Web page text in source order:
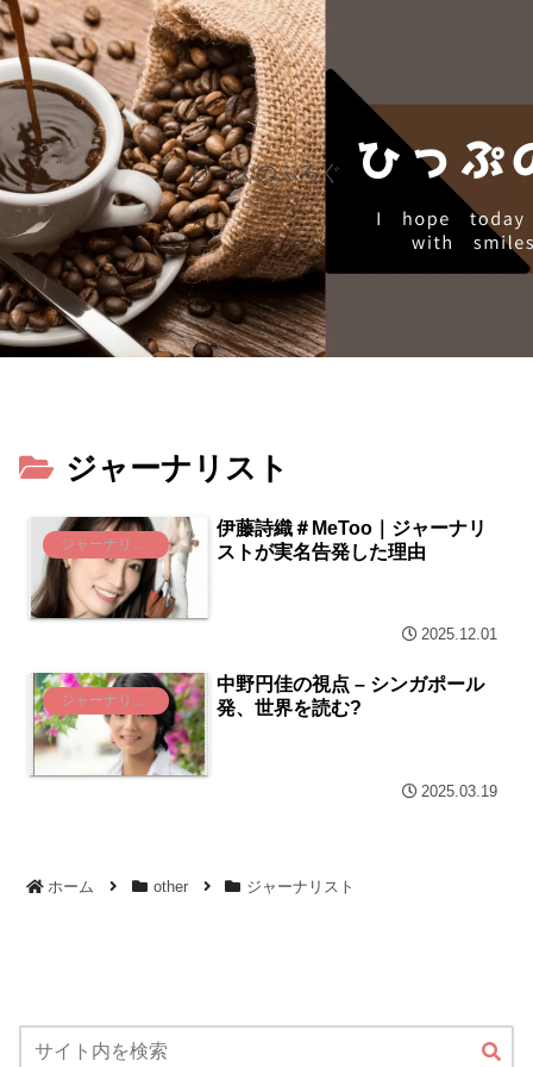
ひっぷのぶろぐ
ジャーナリスト
伊藤詩織＃MeToo｜ジャーナリ
ストが実名告発した理由
2025.12.01
ジャーナリスト
中野円佳の視点 – シンガポール
発、世界を読む?
2025.03.19
ホーム other ジャーナリスト